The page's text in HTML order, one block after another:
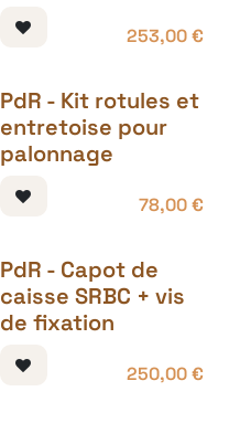
253,00€
PdR - Kit rotules et
entretoise pour
palonnage
78,00€
PdR - Capot de
caisse SRBC + vis
de fixation
250,00€